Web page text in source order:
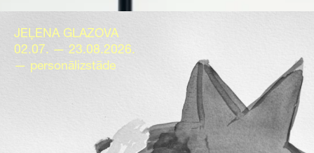
JEĻENA GLAZOVA
02.07. — 23.08.2026.
— personālizstāde